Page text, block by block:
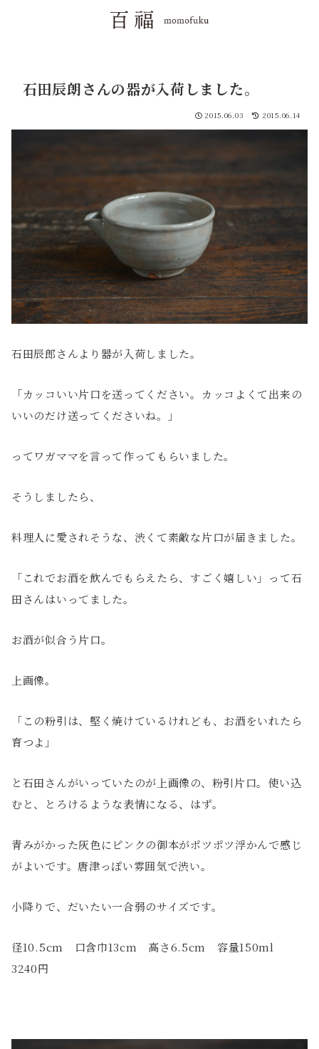
石田辰朗さんの器が入荷しました。
2015.06.03 2015.06.14
石田辰郎さんより器が入荷しました。
「カッコいい片口を送ってください。カッコよくて出来の
いいのだけ送ってくださいね。」
ってワガママを言って作ってもらいました。
そうしましたら、
料理人に愛されそうな、渋くて素敵な片口が届きました。
「これでお酒を飲んでもらえたら、すごく嬉しい」って石
田さんはいってました。
お酒が似合う片口。
上画像。
「この粉引は、堅く焼けているけれども、お酒をいれたら
育つよ」
と石田さんがいっていたのが上画像の、粉引片口。使い込
むと、とろけるような表情になる、はず。
青みがかった灰色にピンクの御本がポツポツ浮かんで感じ
がよいです。唐津っぽい雰囲気で渋い。
小降りで、だいたい一合弱のサイズです。
径10.5cm 口含巾13cm 高さ6.5cm 容量150ml
3240円